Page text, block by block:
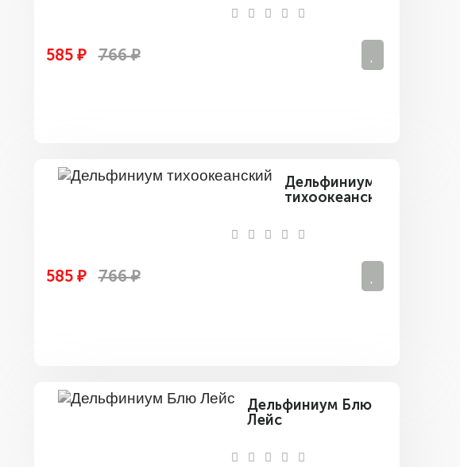
585 ₽ 766 ₽
Дельфиниум
тихоокеанский
585 ₽ 766 ₽
Дельфиниум Блю
Лейс